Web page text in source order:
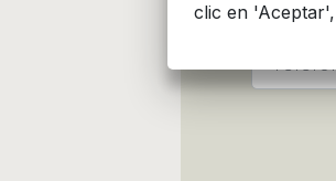
clic en